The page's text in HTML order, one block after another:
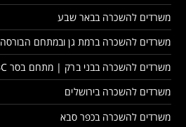
משרדים להשכרה בבאר שבע
משרדים להשכרה ברמת גן ובמתחם הבורסה
משרדים להשכרה בבני ברק | מתחם בסר BBC
משרדים להשכרה בירושלים
משרדים להשכרה בכפר סבא